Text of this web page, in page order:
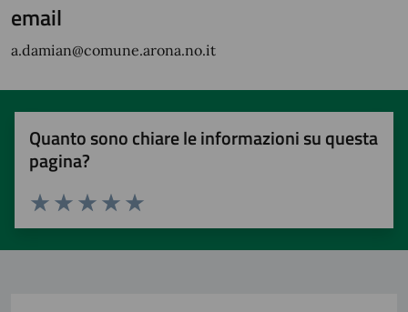
email
a.damian@comune.arona.no.it
Quanto sono chiare le informazioni su questa
pagina?
Valuta 5 stelle su 5
Valuta 4 stelle su 5
Valuta 3 stelle su 5
Valuta 2 stelle su 5
Valuta 1 stelle su 5